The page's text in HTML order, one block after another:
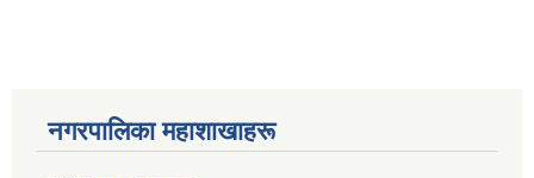
नगरपालिका महाशाखाहरू